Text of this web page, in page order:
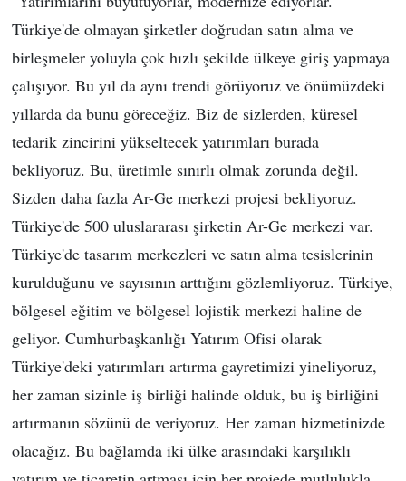
Türkiye'de olmayan şirketler doğrudan satın alma ve
birleşmeler yoluyla çok hızlı şekilde ülkeye giriş yapmaya
çalışıyor. Bu yıl da aynı trendi görüyoruz ve önümüzdeki
yıllarda da bunu göreceğiz. Biz de sizlerden, küresel
tedarik zincirini yükseltecek yatırımları burada
bekliyoruz. Bu, üretimle sınırlı olmak zorunda değil.
Sizden daha fazla Ar-Ge merkezi projesi bekliyoruz.
Türkiye'de 500 uluslararası şirketin Ar-Ge merkezi var.
Türkiye'de tasarım merkezleri ve satın alma tesislerinin
kurulduğunu ve sayısının arttığını gözlemliyoruz. Türkiye,
bölgesel eğitim ve bölgesel lojistik merkezi haline de
geliyor. Cumhurbaşkanlığı Yatırım Ofisi olarak
Türkiye'deki yatırımları artırma gayretimizi yineliyoruz,
her zaman sizinle iş birliği halinde olduk, bu iş birliğini
artırmanın sözünü de veriyoruz. Her zaman hizmetinizde
olacağız. Bu bağlamda iki ülke arasındaki karşılıklı